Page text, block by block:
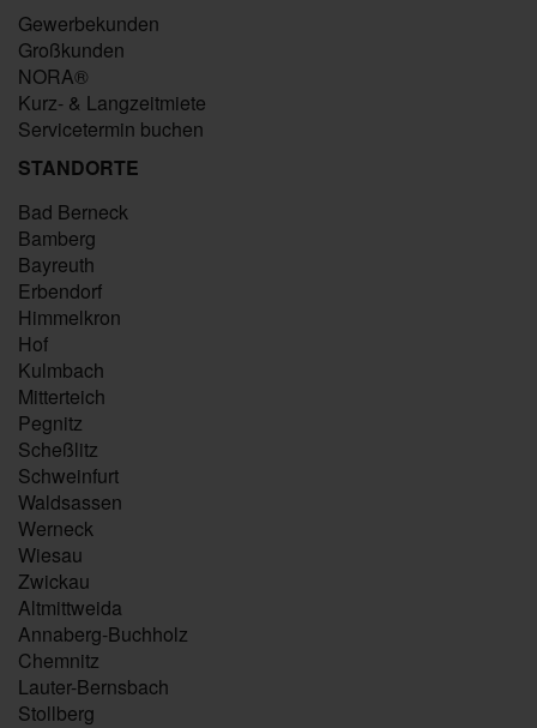
Gewerbekunden
Großkunden
NORA®
Kurz- & Langzeitmiete
Servicetermin buchen
STANDORTE
Bad Berneck
Bamberg
Bayreuth
Erbendorf
Himmelkron
Hof
Kulmbach
Mitterteich
Pegnitz
Scheßlitz
Schweinfurt
Waldsassen
Werneck
Wiesau
Zwickau
Altmittweida
Annaberg-Buchholz
Chemnitz
Lauter-Bernsbach
Stollberg